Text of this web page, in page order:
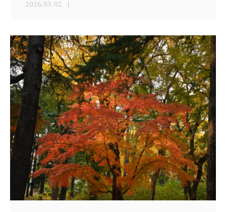
2026.03.02